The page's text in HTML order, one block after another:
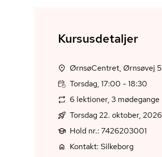
Kursusdetaljer
Torsdag, 17:00 - 18:30
6 lektioner, 3 mødegange
Torsdag 22. oktober, 2026
Hold nr.: 7426203001
Kontakt: Silkeborg